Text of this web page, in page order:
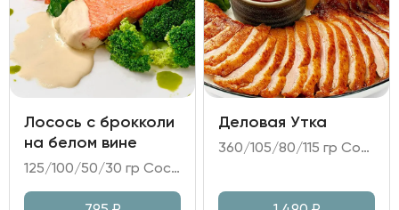
Лосось с брокколи
на белом вине
125/100/50/30 гр Состав: - лосось; - брокколи; - салат томатный (помидоры; лук красный; микс салата и зелени; медово-горчичная заправка); - соус на белом вине.
Деловая Утка
360/105/80/115 гр Состав: - утка маринованная; - огурец; дайкон; перец болгарский; лук зелёный; - соус на основе Хойсин; - пшеничные лепёшки.